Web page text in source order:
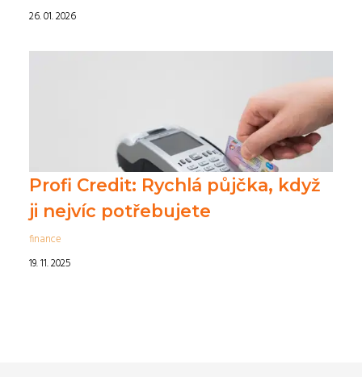
26. 01. 2026
Profi Credit: Rychlá půjčka, když
ji nejvíc potřebujete
finance
19. 11. 2025